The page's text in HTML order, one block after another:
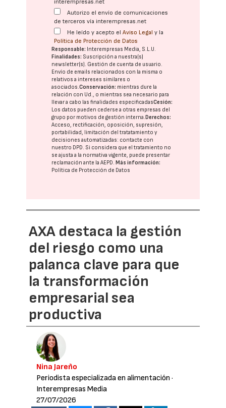
interempresas.net
Autorizo el envío de comunicaciones
de terceros vía interempresas.net
He leído y acepto elAviso Legal y la
Política de Protección de Datos
Responsable: Interempresas Media, S.L.U.
Finalidades: Suscripción a nuestra(s)
newsletter(s). Gestión de cuenta de usuario.
Envío de emails relacionados con la misma o
relativos a intereses similares o
asociados.Conservación: mientras dure la
relación con Ud., o mientras sea necesario para
llevar a cabo las finalidades especificadasCesión:
Los datos pueden cederse a otras empresas del
grupo por motivos de gestión interna.Derechos:
Acceso, rectificación, oposición, supresión,
portabilidad, limitación del tratatamiento y
decisiones automatizadas: contacte con
nuestro DPD. Si considera que el tratamiento no
se ajusta a la normativa vigente, puede presentar
reclamación ante laAEPD.Más información:
Política de Protección de Datos
AXA destaca la gestión
del riesgo como una
palanca clave para que
la transformación
empresarial sea
productiva
Nina Jareño
Periodista especializada en alimentación ·
Interempresas Media
27/07/2026